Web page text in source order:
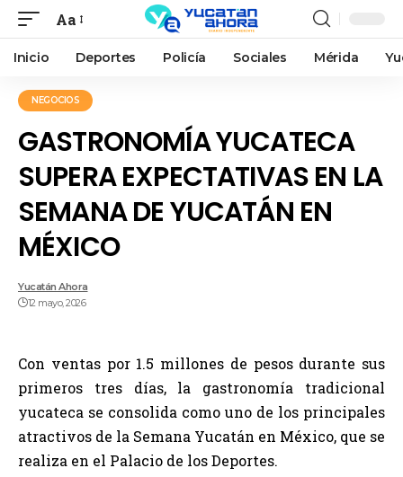
Aa
Inicio Deportes Policía Sociales Mérida
NEGOCIOS
GASTRONOMÍA YUCATECA
SUPERA EXPECTATIVAS EN LA
SEMANA DE YUCATÁN EN
MÉXICO
Yucatán Ahora
12 mayo, 2026
Con ventas por 1.5 millones de pesos durante sus
primeros tres días, la gastronomía tradicional
yucateca se consolida como uno de los principales
atractivos de la Semana Yucatán en México, que se
realiza en el Palacio de los Deportes.